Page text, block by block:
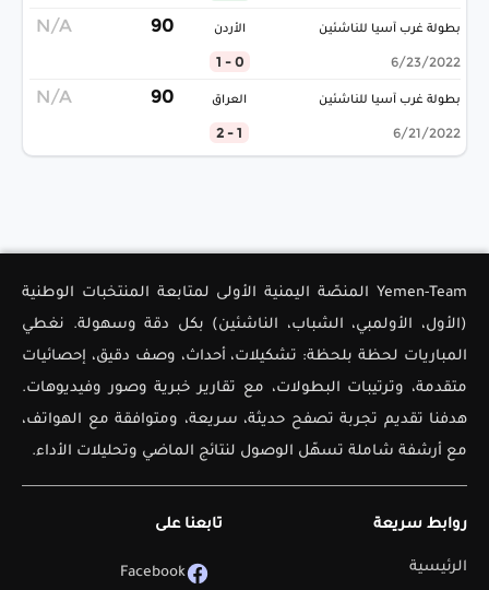
بطولة غرب آسيا للناشئين
6/23/2022
الأردن
0 - 1
90
N/A
بطولة غرب آسيا للناشئين
6/21/2022
العراق
1 - 2
90
N/A
Yemen-Team المنصّة اليمنية الأولى لمتابعة المنتخبات الوطنية
(الأول، الأولمبي، الشباب، الناشئين) بكل دقة وسهولة. نغطي
المباريات لحظة بلحظة: تشكيلات، أحداث، وصف دقيق، إحصائيات
متقدمة، وترتيبات البطولات، مع تقارير خبرية وصور وفيديوهات.
هدفنا تقديم تجربة تصفح حديثة، سريعة، ومتوافقة مع الهواتف،
مع أرشفة شاملة تسهّل الوصول لنتائج الماضي وتحليلات الأداء.
روابط سريعة
الرئيسية
تابعنا على
Facebook